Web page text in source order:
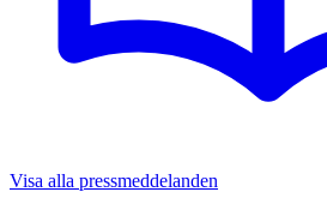
Visa alla pressmeddelanden